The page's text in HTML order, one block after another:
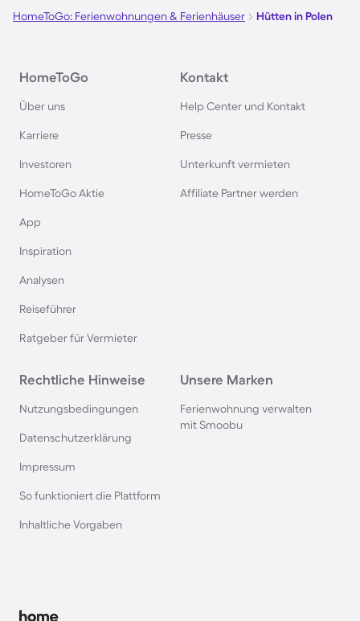
Hütten in Holland
Hütten in Süddeutschland
Hütten in Spanien
Hütten in Frankreich
Hütten in der Schweiz
Hütten im Salzburger Land
Hütten in Südschweden
HomeToGo: Ferienwohnungen & Ferienhäuser Hütten in Polen
HomeToGo
Über uns
Karriere
Investoren
HomeToGo Aktie
App
Inspiration
Analysen
Reiseführer
Ratgeber für Vermieter
Kontakt
Help Center und Kontakt
Presse
Unterkunft vermieten
Affiliate Partner werden
Rechtliche Hinweise
Nutzungsbedingungen
Datenschutzerklärung
Impressum
So funktioniert die Plattform
Inhaltliche Vorgaben
Unsere Marken
Ferienwohnung verwalten
mit Smoobu